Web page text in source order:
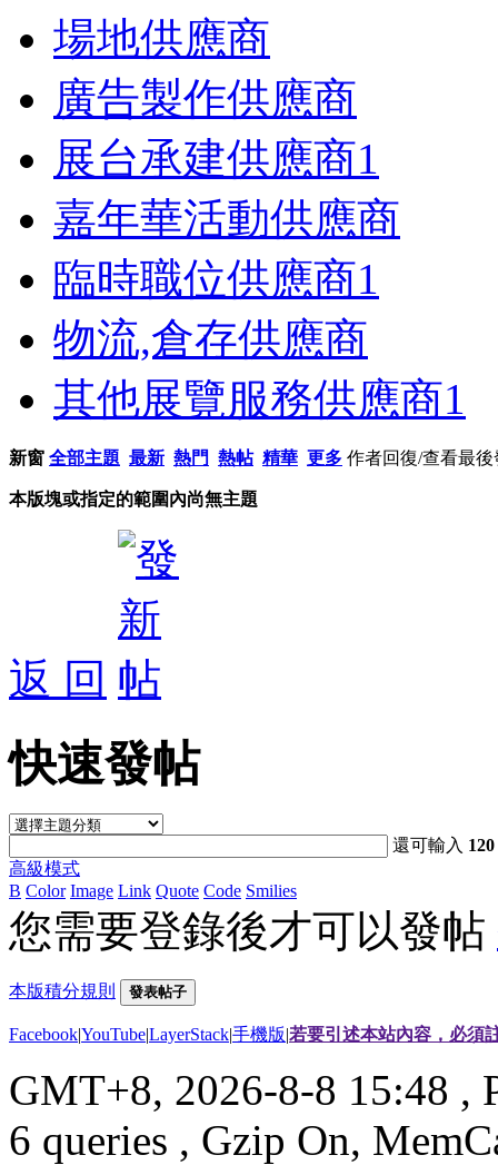
場地供應商
廣告製作供應商
展台承建供應商1
嘉年華活動供應商
臨時職位供應商1
物流,倉存供應商
其他展覽服務供應商1
新窗 全部主題 最新 熱門 熱帖 精華 更多 作者回復/查看最後
本版塊或指定的範圍內尚無主題
返 回
快速發帖
還可輸入 120
高級模式
B Color Image Link Quote Code Smilies
您需要登錄後才可以發帖
本版積分規則 發表帖子
Facebook|YouTube|LayerStack|手機版|若要引述本站內容，必須
GMT+8, 2026-8-8 15:48 ,
6 queries , Gzip On,